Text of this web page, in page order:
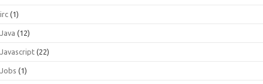
irc (1)
Java (12)
Javascript (22)
Jobs (1)